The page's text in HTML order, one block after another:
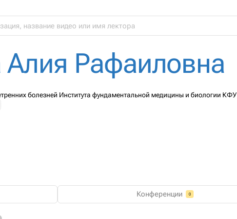
Рафаиловна
болезней Института фундаментальной медицины и биологии КФУ
Конференции 0